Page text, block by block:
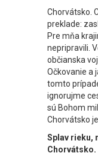
Chorvátsko.
preklade:
Pre mňa
nepripravili.
občianska
Očkovanie a
tomto
ignorujme
sú Bohom
Chorvátsko
Splav rieku,
Chorvátsko.